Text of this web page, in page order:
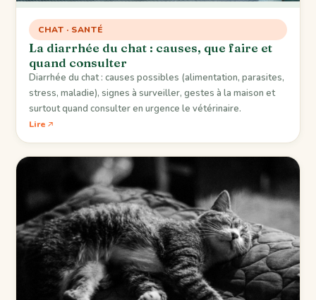
CHAT · SANTÉ
La diarrhée du chat : causes, que faire et
quand consulter
Diarrhée du chat : causes possibles (alimentation, parasites,
stress, maladie), signes à surveiller, gestes à la maison et
surtout quand consulter en urgence le vétérinaire.
Lire